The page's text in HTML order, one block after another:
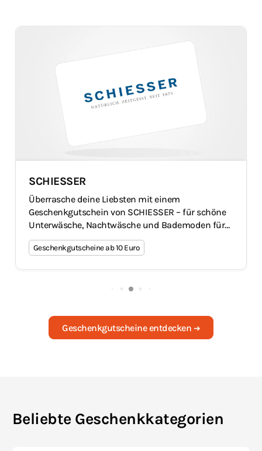
SCHIESSER
Überrasche deine Liebsten mit einem
Geschenkgutschein von SCHIESSER – für schöne
Unterwäsche, Nachtwäsche und Bademoden für
Damen und Herren.
10
Geschenkgutscheine entdecken ➔
Beliebte Geschenkkategorien